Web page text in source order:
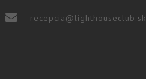
recepcia@lighthouseclub.sk